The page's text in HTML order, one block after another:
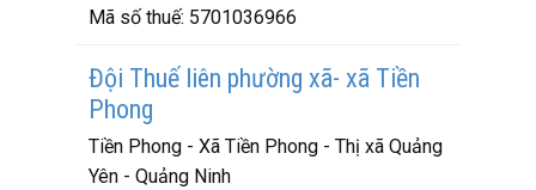
Mã số thuế: 5701036966
Đội Thuế liên phường xã- xã Tiền
Phong
Tiền Phong - Xã Tiền Phong - Thị xã Quảng
Yên - Quảng Ninh